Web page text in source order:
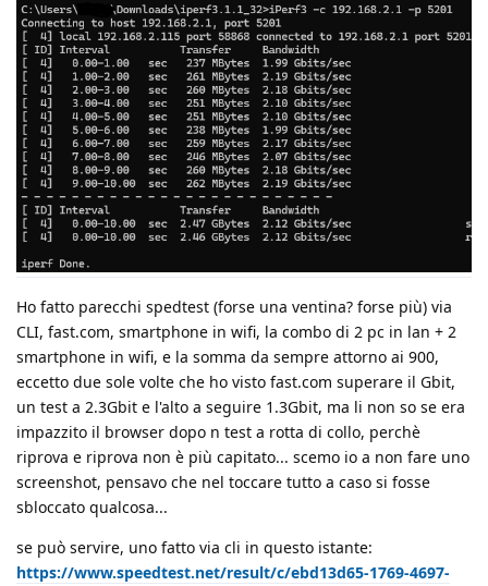
Ho fatto parecchi spedtest (forse una ventina? forse più) via
CLI, fast.com, smartphone in wifi, la combo di 2 pc in lan + 2
smartphone in wifi, e la somma da sempre attorno ai 900,
eccetto due sole volte che ho visto fast.com superare il Gbit,
un test a 2.3Gbit e l'alto a seguire 1.3Gbit, ma li non so se era
impazzito il browser dopo n test a rotta di collo, perchè
riprova e riprova non è più capitato... scemo io a non fare uno
screenshot, pensavo che nel toccare tutto a caso si fosse
sbloccato qualcosa...
se può servire, uno fatto via cli in questo istante:
https://www.speedtest.net/result/c/ebd13d65-1769-4697-